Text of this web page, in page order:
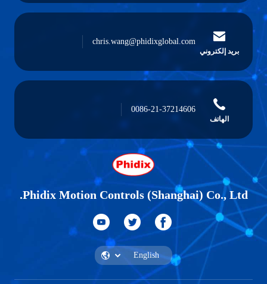
بريد إلكتروني
chris.wang@phidixglobal.com
الهاتف
0086-21-37214606
Phidix Motion Controls (Shanghai) Co., Ltd.